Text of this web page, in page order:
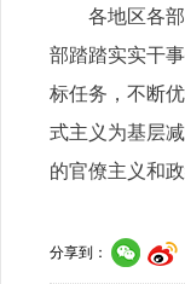
各地区各
部踏踏实实干
标任务，不断
式主义为基层
的官僚主义和
分享到：